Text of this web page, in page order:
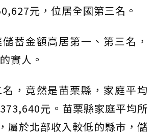
元，位居全國第三名。
蓄金額高居第一、第三名，
實人。
，竟然是苗栗縣，家庭平均
元。苗栗縣家庭平均所
屬於北部收入較低的縣市，儲